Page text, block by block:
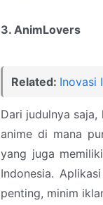
3. AnimLovers
Related: Inovasi
Dari judulnya
anime di mana
yang juga
Indonesia.
penting, minim